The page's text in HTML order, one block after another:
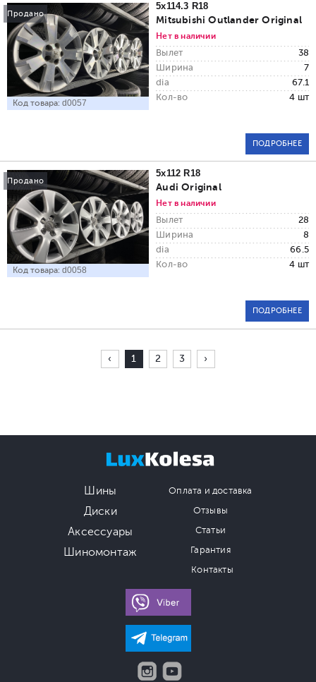
Продано
Код товара: d0057
5x114.3 R18
Mitsubishi Outlander Original
Нет в наличии
Вылет
38
Ширина
7
dia
67.1
Кол-во
4 шт
ПОДРОБНЕЕ
Продано
Код товара: d0058
5x112 R18
Audi Original
Нет в наличии
Вылет
28
Ширина
8
dia
66.5
Кол-во
4 шт
ПОДРОБНЕЕ
‹ 1 2 3 ›
Шины
Диски
Аксессуары
Шиномонтаж
Оплата и доставка
Отзывы
Статьи
Гарантия
Контакты